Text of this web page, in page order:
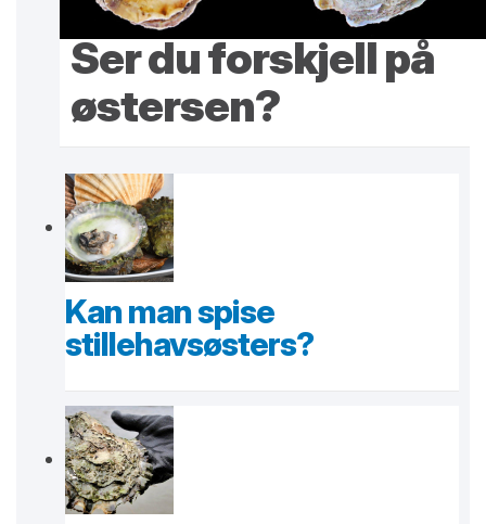
Ser du forskjell på
østersen?
Kan man spise
stillehavsøsters?